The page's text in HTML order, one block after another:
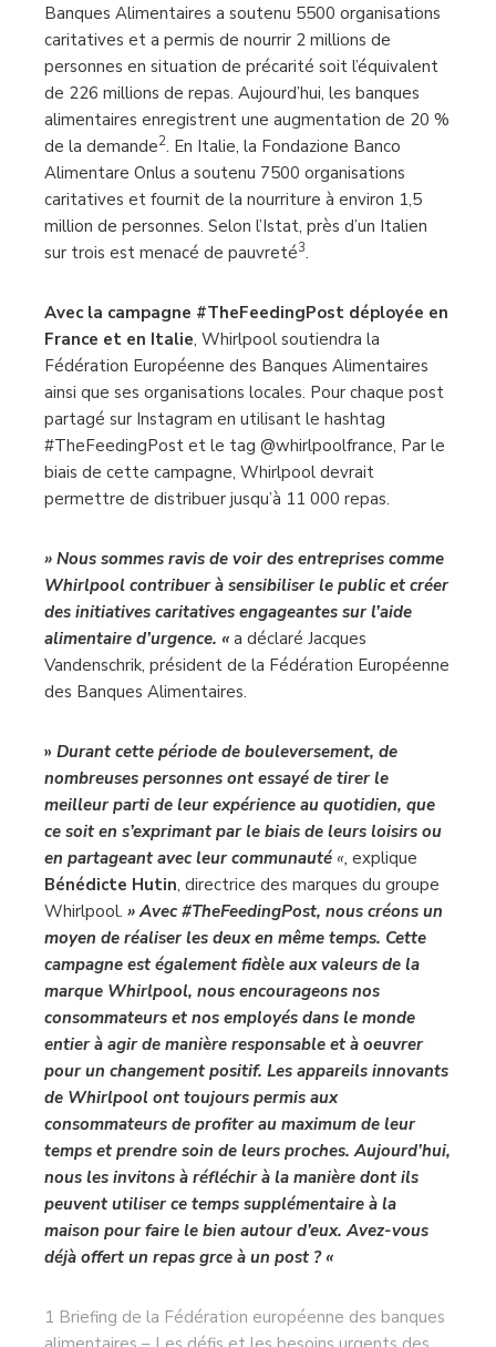
Banques Alimentaires a soutenu 5500 organisations
caritatives et a permis de nourrir 2 millions de
personnes en situation de précarité soit l’équivalent
de 226 millions de repas. Aujourd’hui, les banques
alimentaires enregistrent une augmentation de 20 %
de la demande2. En Italie, la Fondazione Banco
Alimentare Onlus a soutenu 7500 organisations
caritatives et fournit de la nourriture à environ 1,5
million de personnes. Selon l’Istat, près d’un Italien
sur trois est menacé de pauvreté3.
Avec la campagne #TheFeedingPost déployée en
France et en Italie, Whirlpool soutiendra la
Fédération Européenne des Banques Alimentaires
ainsi que ses organisations locales. Pour chaque post
partagé sur Instagram en utilisant le hashtag
#TheFeedingPost et le tag @whirlpoolfrance, Par le
biais de cette campagne, Whirlpool devrait
permettre de distribuer jusqu’à 11 000 repas.
» Nous sommes ravis de voir des entreprises comme
Whirlpool contribuer à sensibiliser le public et créer
des initiatives caritatives engageantes sur l’aide
alimentaire d’urgence. « a déclaré Jacques
Vandenschrik, président de la Fédération Européenne
des Banques Alimentaires.
» Durant cette période de bouleversement, de
nombreuses personnes ont essayé de tirer le
meilleur parti de leur expérience au quotidien, que
ce soit en s’exprimant par le biais de leurs loisirs ou
en partageant avec leur communauté «, explique
Bénédicte Hutin, directrice des marques du groupe
Whirlpool. » Avec #TheFeedingPost, nous créons un
moyen de réaliser les deux en même temps. Cette
campagne est également fidèle aux valeurs de la
marque Whirlpool, nous encourageons nos
consommateurs et nos employés dans le monde
entier à agir de manière responsable et à oeuvrer
pour un changement positif. Les appareils innovants
de Whirlpool ont toujours permis aux
consommateurs de profiter au maximum de leur
temps et prendre soin de leurs proches. Aujourd’hui,
nous les invitons à réfléchir à la manière dont ils
peuvent utiliser ce temps supplémentaire à la
maison pour faire le bien autour d’eux. Avez-vous
déjà offert un repas grce à un post ? «
1 Briefing de la Fédération européenne des banques